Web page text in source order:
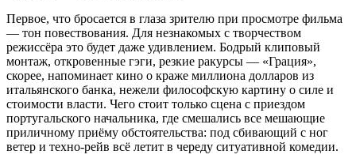
Первое, что бросается в глаза зрителю при просмотре фильма
— тон повествования. Для незнакомых с творчеством
режиссёра это будет даже удивлением. Бодрый клиповый
монтаж, откровенные гэги, резкие ракурсы — «Грация»,
скорее, напоминает кино о краже миллиона долларов из
итальянского банка, нежели философскую картину о силе и
стоимости власти. Чего стоит только сцена с приездом
португальского начальника, где смешались все мешающие
приличному приёму обстоятельства: под сбивающий с ног
ветер и техно-рейв всё летит в череду ситуативной комедии.